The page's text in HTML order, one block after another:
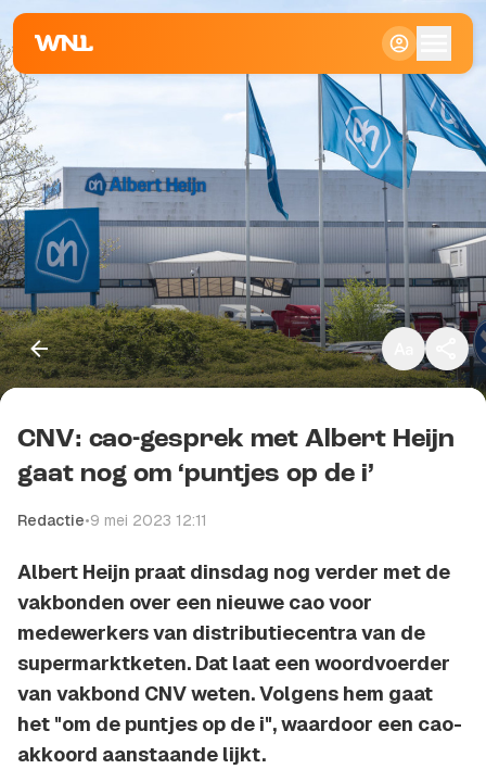
Standaard
Groot
Kopieer link
CNV: cao-gesprek met Albert Heijn
gaat nog om ‘puntjes op de i’
Redactie•9 mei 2023 12:11
Albert Heijn praat dinsdag nog verder met de
vakbonden over een nieuwe cao voor
medewerkers van distributiecentra van de
supermarktketen. Dat laat een woordvoerder
van vakbond CNV weten. Volgens hem gaat
het "om de puntjes op de i", waardoor een cao-
akkoord aanstaande lijkt.